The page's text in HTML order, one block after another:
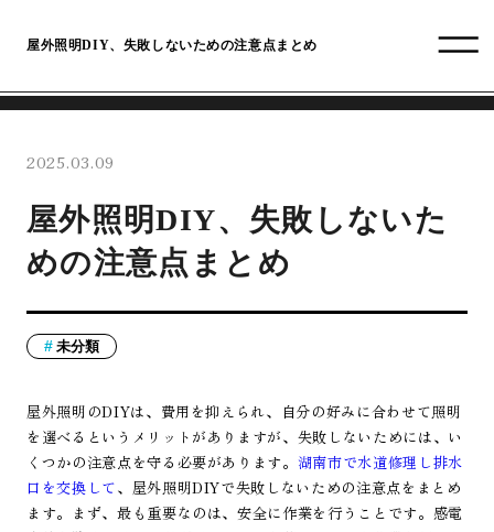
屋外照明DIY、失敗しないための注意点まとめ
2025.03.09
屋外照明DIY、失敗しないた
めの注意点まとめ
未分類
屋外照明のDIYは、費用を抑えられ、自分の好みに合わせて照明
を選べるというメリットがありますが、失敗しないためには、い
くつかの注意点を守る必要があります。 湖南市で水道修理し排水
口を交換して、屋外照明DIYで失敗しないための注意点をまとめ
ます。まず、最も重要なのは、安全に作業を行うことです。感電